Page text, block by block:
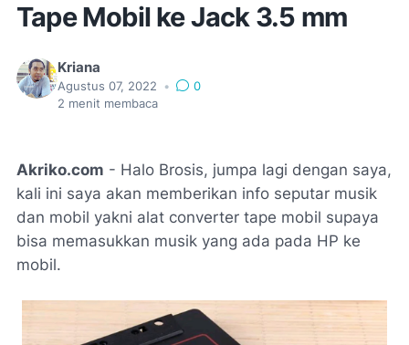
Tape Mobil ke Jack 3.5 mm
Kriana
Agustus 07, 2022 •
0
2 menit membaca
Akriko.com - Halo Brosis, jumpa lagi dengan saya,
kali ini saya akan memberikan info seputar musik
dan mobil yakni alat converter tape mobil supaya
bisa memasukkan musik yang ada pada HP ke
mobil.